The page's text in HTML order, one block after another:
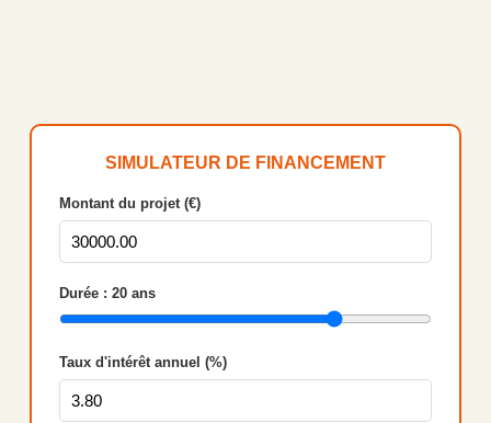
SIMULATEUR DE FINANCEMENT
Montant du projet (€)
Durée : 20ans
Taux d'intérêt annuel (%)